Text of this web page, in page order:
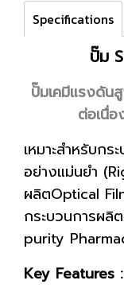
Specifications
ปั๊ม
ปั๊มเคมีแรงดัน
ต่อเนื่
เหมาะสำหรับก
อย่างแม่นยำ
ผลิตOptical
กระบวนการผลิ
purity
Key Features :